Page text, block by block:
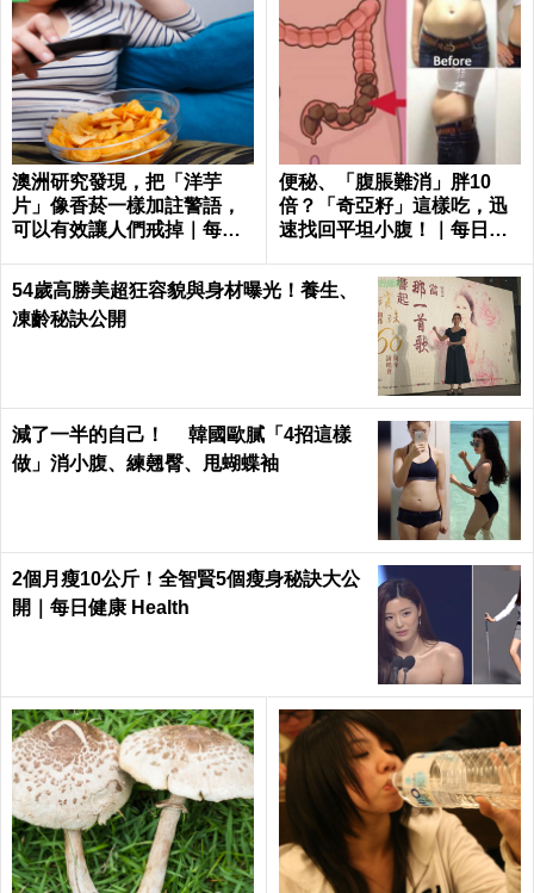
澳洲研究發現，把「洋芋
片」像香菸一樣加註警語，
可以有效讓人們戒掉｜每日
便秘、「腹脹難消」胖10
倍？「奇亞籽」這樣吃，迅
速找回平坦小腹！｜每日健
54歲高勝美超狂容貌與身材曝光！養生、
凍齡秘訣公開
減了一半的自己！ 韓國歐膩「4招這樣
做」消小腹、練翹臀、甩蝴蝶袖
2個月瘦10公斤！全智賢5個瘦身秘訣大公
開｜每日健康 Health